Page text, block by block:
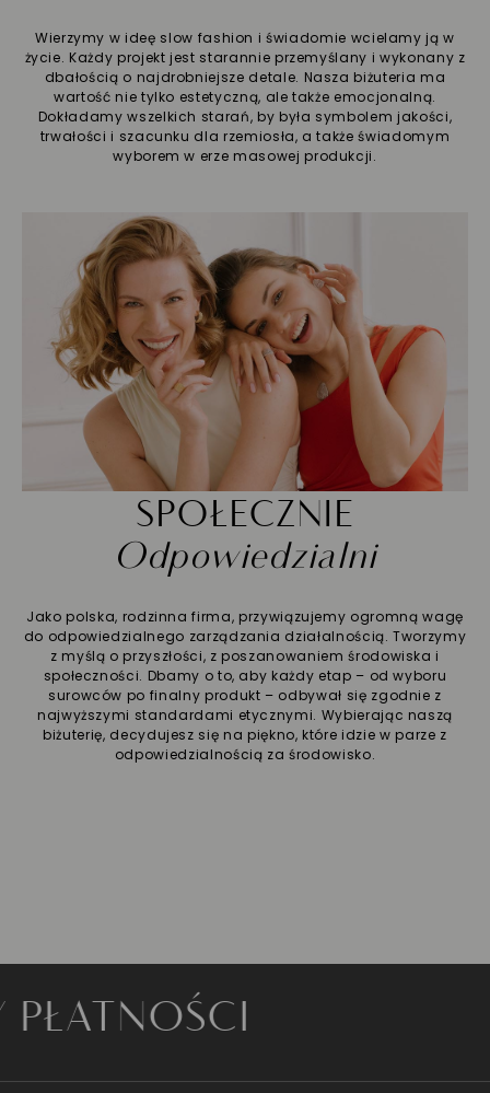
Wierzymy w ideę slow fashion i świadomie wcielamy ją w
życie. Każdy projekt jest starannie przemyślany i wykonany z
dbałością o najdrobniejsze detale. Nasza biżuteria ma
wartość nie tylko estetyczną, ale także emocjonalną.
Dokładamy wszelkich starań, by była symbolem jakości,
trwałości i szacunku dla rzemiosła, a także świadomym
wyborem w erze masowej produkcji.
SPOŁECZNIE
Odpowiedzialni
Jako polska, rodzinna firma, przywiązujemy ogromną wagę
do odpowiedzialnego zarządzania działalnością. Tworzymy
z myślą o przyszłości, z poszanowaniem środowiska i
społeczności. Dbamy o to, aby każdy etap – od wyboru
surowców po finalny produkt – odbywał się zgodnie z
najwyższymi standardami etycznymi. Wybierając naszą
biżuterię, decydujesz się na piękno, które idzie w parze z
odpowiedzialnością za środowisko.